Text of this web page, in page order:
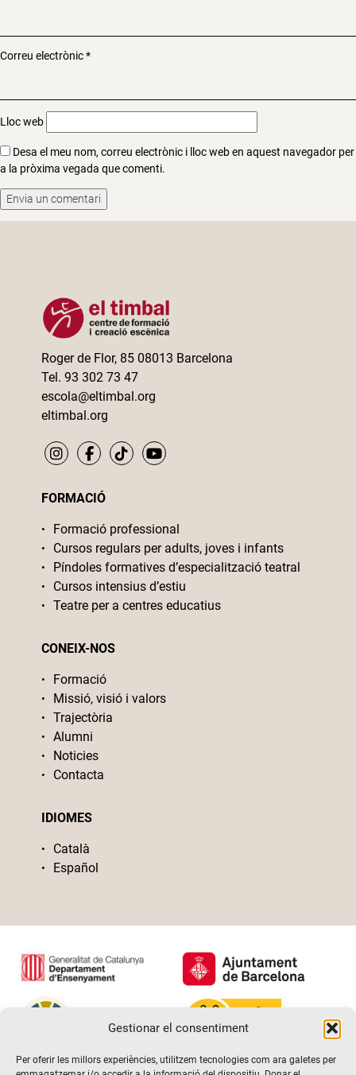
Gestionar el consentiment
Per oferir les millors experiències, utilitzem tecnologies com ara galetes per
Correu electrònic*
Lloc web
Desa el meu nom, correu electrònic i lloc web en aquest navegador per
a la pròxima vegada que comenti.
Roger de Flor, 85 08013 Barcelona
Tel. 93 302 73 47
escola@eltimbal.org
eltimbal.org
FORMACIÓ
Formació professional
Cursos regulars per adults, joves i infants
Píndoles formatives d’especialització teatral
Cursos intensius d’estiu
Teatre per a centres educatius
CONEIX-NOS
Formació
Missió, visió i valors
Trajectòria
Alumni
Noticies
Contacta
IDIOMES
Català
Español